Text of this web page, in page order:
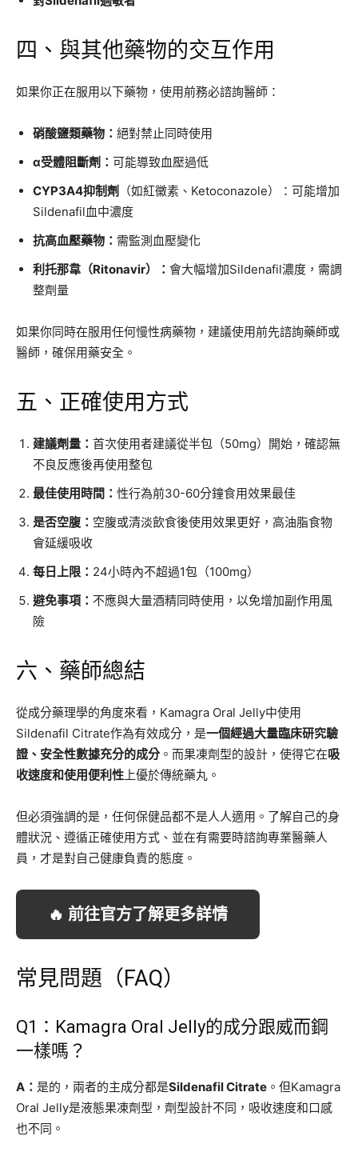
四、與其他藥物的交互作用
如果你正在服用以下藥物，使用前務必諮詢醫師：
硝酸鹽類藥物： 絕對禁止同時使用
α受體阻斷劑： 可能導致血壓過低
CYP3A4抑制劑
（如紅黴素、Ketoconazole）：可能增加
Sildenafil血中濃度
抗高血壓藥物： 需監測血壓變化
利托那韋（Ritonavir）： 會大幅增加Sildenafil濃度，需調
整劑量
如果你同時在服用任何慢性病藥物，建議使用前先諮詢藥師或
醫師，確保用藥安全。
五、正確使用方式
建議劑量： 首次使用者建議從半包（50mg）開始，確認無
不良反應後再使用整包
最佳使用時間： 性行為前30-60分鐘食用效果最佳
是否空腹： 空腹或清淡飲食後使用效果更好，高油脂食物
會延緩吸收
每日上限： 24小時內不超過1包（100mg）
避免事項： 不應與大量酒精同時使用，以免增加副作用風
險
六、藥師總結
從成分藥理學的角度來看，Kamagra Oral Jelly中使用
Sildenafil Citrate作為有效成分，是一個經過大量臨床研究驗
證、安全性數據充分的成分。而果凍劑型的設計，使得它在吸
收速度和使用便利性上優於傳統藥丸。
但必須強調的是，任何保健品都不是人人適用。了解自己的身
體狀況、遵循正確使用方式、並在有需要時諮詢專業醫藥人
員，才是對自己健康負責的態度。
🔥 前往官方了解更多詳情
常見問題（FAQ）
Q1：Kamagra Oral Jelly的成分跟威而鋼
一樣嗎？
A： 是的，兩者的主成分都是Sildenafil Citrate 。但Kamagra
Oral Jelly是液態果凍劑型，劑型設計不同，吸收速度和口感
也不同。